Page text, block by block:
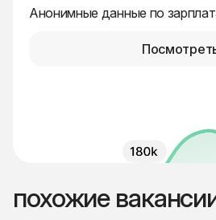
Анонимные данные по
похожие